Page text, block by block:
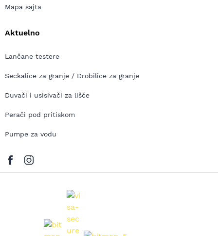
Mapa sajta
Aktuelno
Lančane testere
Seckalice za granje / Drobilice za granje
Duvači i usisivači za lišće
Perači pod pritiskom
Pumpe za vodu